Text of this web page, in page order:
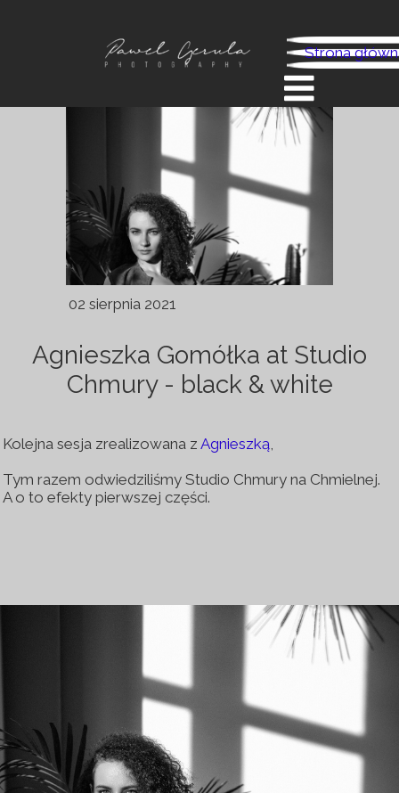
Strona
02 sierpnia 2021
Agnieszka Gomółka at Studio
Chmury - black & white
Kolejna sesja zrealizowana z Agnieszką,
Tym razem odwiedziliśmy Studio Chmury na Chmielnej.
A o to efekty pierwszej części.